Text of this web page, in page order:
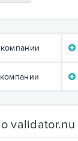
validator.nu